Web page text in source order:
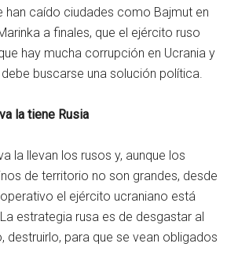
han caído ciudades como Bajmut en
a finales, que el ejército ruso
hay mucha corrupción en Ucrania y
buscarse una solución política.
la tiene Rusia
la llevan los rusos y, aunque los
de territorio no son grandes, desde
el ejército ucraniano está
estrategia rusa es de desgastar al
destruirlo, para que se vean obligados